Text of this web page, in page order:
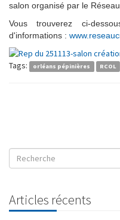
salon organisé par le
Vous trouverez ci-
d'informations :
Tags: orléans pépinières RCOL
Articles récents